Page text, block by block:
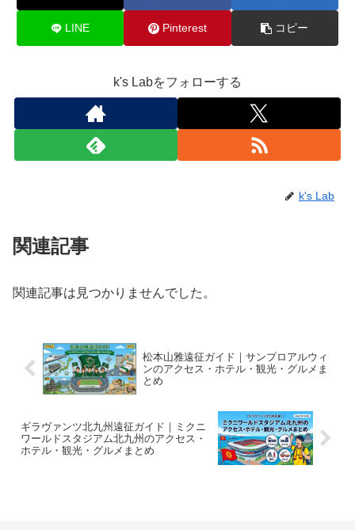
LINE Pinterest コピー
k's Labをフォローする
k's Lab
関連記事
関連記事は見つかりませんでした。
松本山雅遠征ガイド｜サンプロアルウィ
ンのアクセス・ホテル・観光・グルメま
とめ
ギラヴァンツ北九州遠征ガイド｜ミクニ
ワールドスタジアム北九州のアクセス・
ホテル・観光・グルメまとめ